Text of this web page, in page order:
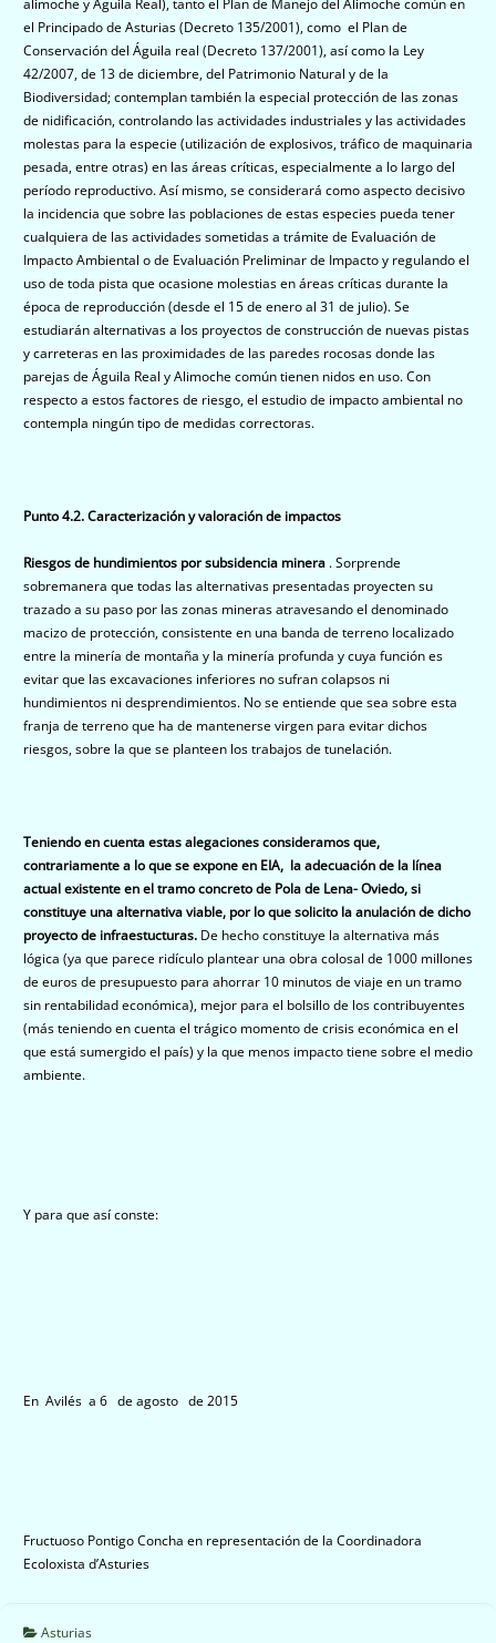
el Principado de Asturias (Decreto 135/2001), como el Plan de
Conservación del Águila real (Decreto 137/2001), así como la Ley
42/2007, de 13 de diciembre, del Patrimonio Natural y de la
Biodiversidad; contemplan también la especial protección de las zonas
de nidificación, controlando las actividades industriales y las actividades
molestas para la especie (utilización de explosivos, tráfico de maquinaria
pesada, entre otras) en las áreas críticas, especialmente a lo largo del
período reproductivo. Así mismo, se considerará como aspecto decisivo
la incidencia que sobre las poblaciones de estas especies pueda tener
cualquiera de las actividades sometidas a trámite de Evaluación de
Impacto Ambiental o de Evaluación Preliminar de Impacto y regulando el
uso de toda pista que ocasione molestias en áreas críticas durante la
época de reproducción (desde el 15 de enero al 31 de julio). Se
estudiarán alternativas a los proyectos de construcción de nuevas pistas
y carreteras en las proximidades de las paredes rocosas donde las
parejas de Águila Real y Alimoche común tienen nidos en uso. Con
respecto a estos factores de riesgo, el estudio de impacto ambiental no
contempla ningún tipo de medidas correctoras.
Punto 4.2. Caracterización y valoración de impactos
Riesgos de hundimientos por subsidencia minera . Sorprende
sobremanera que todas las alternativas presentadas proyecten su
trazado a su paso por las zonas mineras atravesando el denominado
macizo de protección, consistente en una banda de terreno localizado
entre la minería de montaña y la minería profunda y cuya función es
evitar que las excavaciones inferiores no sufran colapsos ni
hundimientos ni desprendimientos. No se entiende que sea sobre esta
franja de terreno que ha de mantenerse virgen para evitar dichos
riesgos, sobre la que se planteen los trabajos de tunelación.
Teniendo en cuenta estas alegaciones consideramos que,
contrariamente a lo que se expone en EIA, la adecuación de la línea
actual existente en el tramo concreto de Pola de Lena- Oviedo, si
constituye una alternativa viable, por lo que solicito la anulación de dicho
proyecto de infraestucturas. De hecho constituye la alternativa más
lógica (ya que parece ridículo plantear una obra colosal de 1000 millones
de euros de presupuesto para ahorrar 10 minutos de viaje en un tramo
sin rentabilidad económica), mejor para el bolsillo de los contribuyentes
(más teniendo en cuenta el trágico momento de crisis económica en el
que está sumergido el país) y la que menos impacto tiene sobre el medio
ambiente.
Y para que así conste:
En Avilés a 6 de agosto de 2015
Fructuoso Pontigo Concha en representación de la Coordinadora
Ecoloxista d’Asturies
Asturias